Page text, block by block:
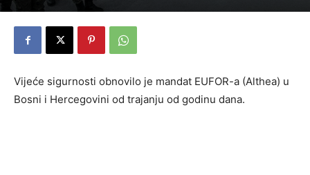
Vijeće sigurnosti obnovilo je mandat EUFOR-a (Althea) u
Bosni i Hercegovini od trajanju od godinu dana.